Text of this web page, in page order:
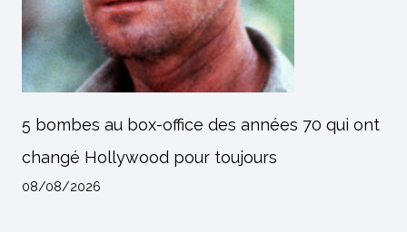
5 bombes au box-office des années 70 qui ont
changé Hollywood pour toujours
08/08/2026